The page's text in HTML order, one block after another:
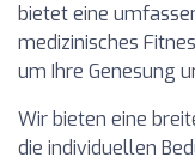
bietet eine
medizinisches
um Ihre Genesung
Wir bieten eine
die individuellen